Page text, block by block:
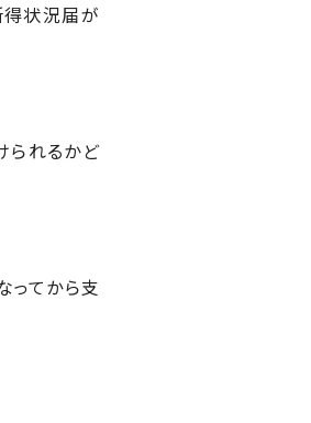
得状況届が
られるかど
ってから支